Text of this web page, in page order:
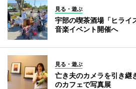
見る・遊ぶ
宇部の喫茶酒場「ヒラ
音楽イベント開催へ
見る・遊ぶ
亡き夫のカメラを引き
のカフェで写真展